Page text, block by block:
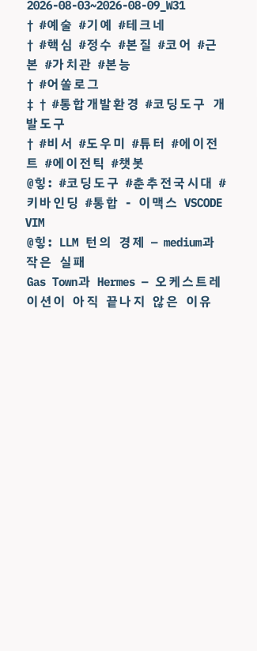
2026-08-03~2026-08-09_W31
† #예술 #기예 #테크네
† #핵심 #정수 #본질 #코어 #근
본 #가치관 #본능
† #어쏠로그
‡ † #통합개발환경 #코딩도구 개
발도구
† #비서 #도우미 #튜터 #에이전
트 #에이전틱 #챗봇
@힣: #코딩도구 #춘추전국시대 #
키바인딩 #통합 - 이맥스 VSCODE
VIM
@힣: LLM 턴의 경제 — medium과
작은 실패
Gas Town과 Hermes — 오케스트레
이션이 아직 끝나지 않은 이유